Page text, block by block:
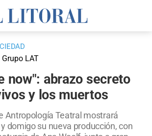
LAT
now": abrazo secreto
y los muertos
Antropología Teatral mostrará
domigo su nueva producción, con